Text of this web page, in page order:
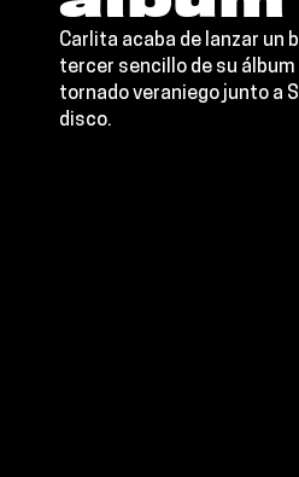
Carlita acaba de lanzar un
tercer sencillo de su álbum
tornado veraniego junto a
disco.